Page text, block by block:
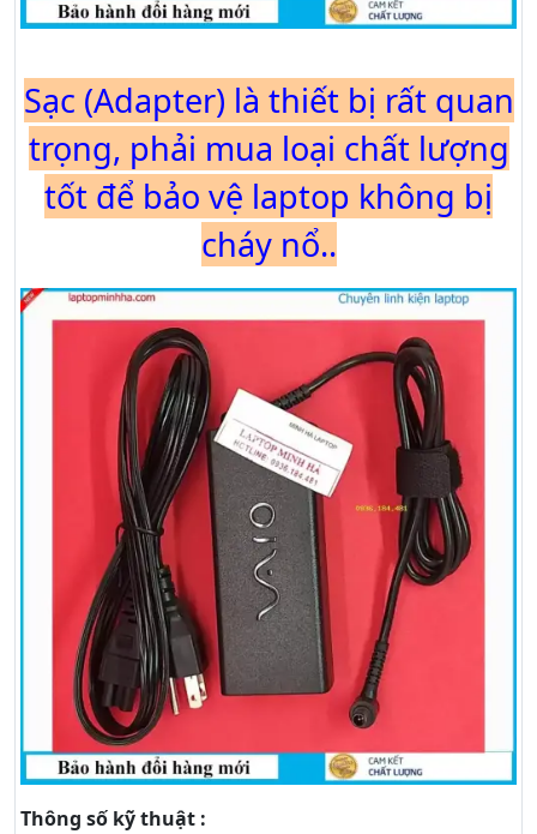
Sạc (Adapter) là thiết bị rất quan
trọng, phải mua loại chất lượng
tốt để bảo vệ laptop không bị
cháy nổ..
Thông số kỹ thuật :